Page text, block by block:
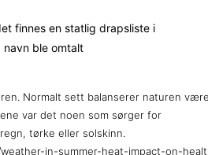
finnes en statlig drapsliste i
navn ble omtalt
Normalt sett balanserer naturen
var det noen som sørger for
tørke eller solskinn.
in-summer-heat-impact-on-